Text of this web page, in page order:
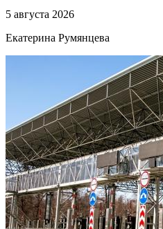
5 августа 2026
Екатерина Румянцева